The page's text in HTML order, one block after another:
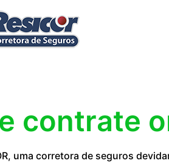
contrate
uma corretora de seguros